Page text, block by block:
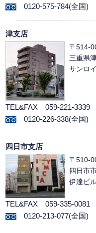
0120-575-784(全国)
津支店
〒514-
三重県
サンロ
TEL&FAX 059-221-3339
0120-226-338(全国)
四日市支店
〒510-
四日市
伊達ビ
TEL&FAX 059-335-0081
0120-213-077(全国)